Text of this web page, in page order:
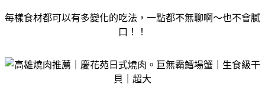
每樣食材都可以有多變化的吃法，一點都不無聊啊～也不會膩
口！！